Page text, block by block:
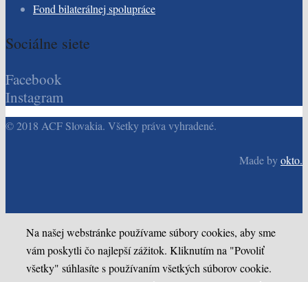
Fond bilaterálnej spolupráce
Sociálne siete
Facebook
Instagram
© 2018 ACF Slovakia. Všetky práva vyhradené.
Made byokto.
Na našej webstránke používame súbory cookies, aby sme
vám poskytli čo najlepší zážitok. Kliknutím na "Povoliť
všetky" súhlasíte s používaním všetkých súborov cookie.